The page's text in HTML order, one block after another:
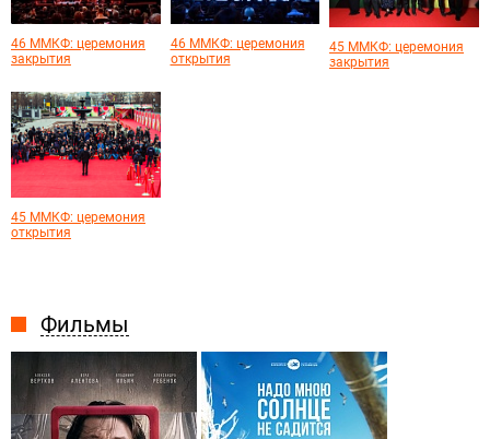
Фильмы
46 ММКФ: церемония
закрытия
46 ММКФ: церемония
открытия
45 ММКФ: церемония
закрытия
45 ММКФ: церемония
открытия